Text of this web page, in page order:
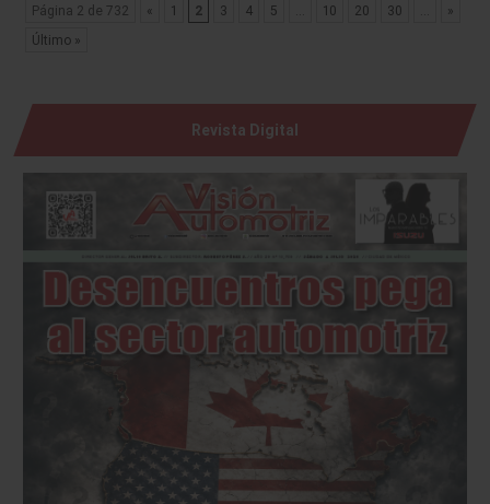
Página 2 de 732 « 1 2 3 4 5 10 20 30
»
Último »
Revista Digital